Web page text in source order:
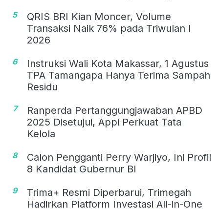
5
QRIS BRI Kian Moncer, Volume
Transaksi Naik 76% pada Triwulan I
2026
6
Instruksi Wali Kota Makassar, 1 Agustus
TPA Tamangapa Hanya Terima Sampah
Residu
7
Ranperda Pertanggungjawaban APBD
2025 Disetujui, Appi Perkuat Tata
Kelola
8
Calon Pengganti Perry Warjiyo, Ini Profil
8 Kandidat Gubernur BI
9
Trima+ Resmi Diperbarui, Trimegah
Hadirkan Platform Investasi All-in-One